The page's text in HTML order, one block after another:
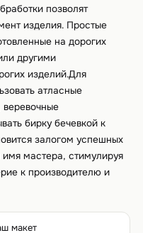
позволят
изделия. Простые
на дорогих
другими
изделий.Для
атласные
бирку бечевкой к
залогом успешных
мастера, стимулируя
к производителю и
макет